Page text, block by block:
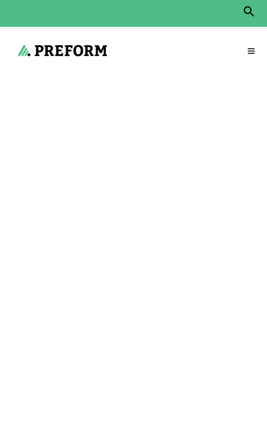
Search Button